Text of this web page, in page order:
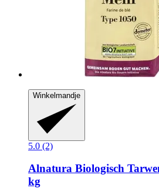
Winkelmandje
5.0 (2)
Alnatura Biologisch
kg